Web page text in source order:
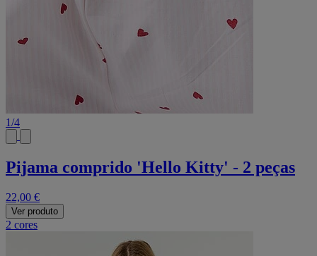
1/4
Pijama comprido 'Hello Kitty' - 2 peças
22,00 €
Ver produto
2 cores